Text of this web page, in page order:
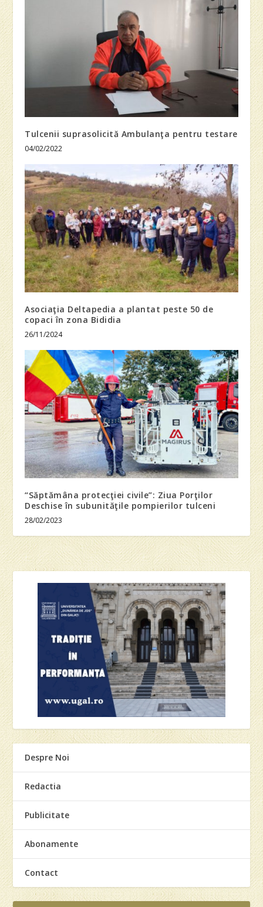
Tulcenii suprasolicită Ambulanţa pentru testare
04/02/2022
Asociaţia Deltapedia a plantat peste 50 de
copaci în zona Bididia
26/11/2024
“Săptămâna protecţiei civile”: Ziua Porţilor
Deschise în subunităţile pompierilor tulceni
28/02/2023
Despre Noi
Redactia
Publicitate
Abonamente
Contact